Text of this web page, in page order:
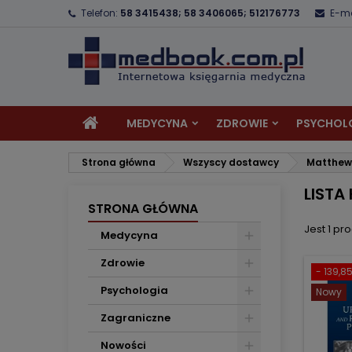
Telefon: 58 3415438; 58 3406065; 512176773 E-
MEDYCYNA ZDROWIE
Strona główna Wszyscy dostawcy
STRONA GŁÓWNA
Medycyna
Zdrowie
Psychologia
Zagraniczne
Nowości
LISTA
Jest 1
-
Nowy